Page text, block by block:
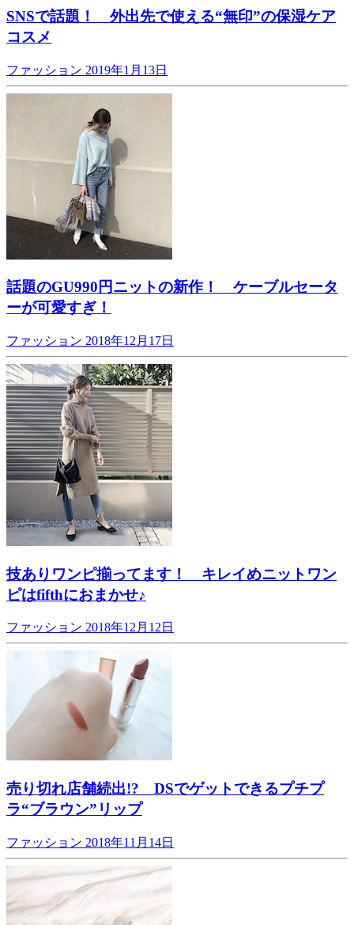
SNSで話題！ 外出先で使える“無印”の保湿ケア
コスメ
ファッション 2019年1月13日
話題のGU990円ニットの新作！ ケーブルセータ
ーが可愛すぎ！
ファッション 2018年12月17日
技ありワンピ揃ってます！ キレイめニットワン
ピはfifthにおまかせ♪
ファッション 2018年12月12日
売り切れ店舗続出!? DSでゲットできるプチプ
ラ“ブラウン”リップ
ファッション 2018年11月14日